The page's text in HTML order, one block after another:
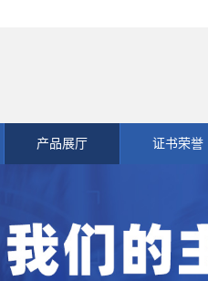
产品展厅 证书荣誉